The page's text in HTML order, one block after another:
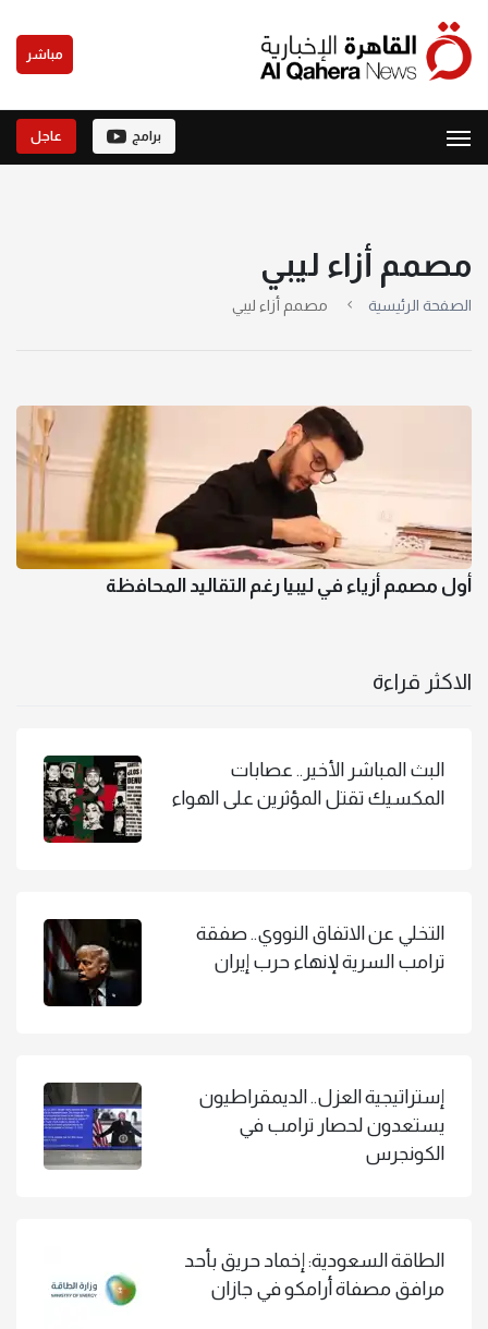
مباشر
برامج عاجل
مصمم أزاء ليبي
الصفحة الرئيسية مصمم أزاء ليبي
أول مصمم أزياء في ليبيا رغم التقاليد المحافظة
الاكثر قراءة
البث المباشر الأخير.. عصابات
المكسيك تقتل المؤثرين على الهواء
التخلي عن الاتفاق النووي.. صفقة
ترامب السرية لإنهاء حرب إيران
إستراتيجية العزل.. الديمقراطيون
يستعدون لحصار ترامب في
الكونجرس
الطاقة السعودية: إخماد حريق بأحد
مرافق مصفاة أرامكو في جازان